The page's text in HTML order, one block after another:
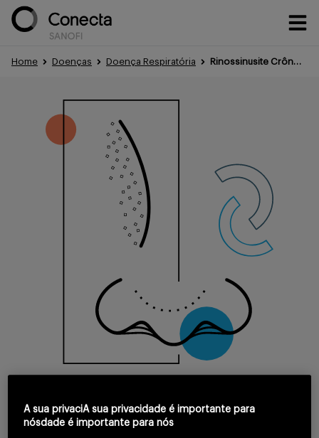
Eventos
Sobre
Home Doenças Doença Respiratória Rinossinusite Crônica com Pólipos Nasais (RSCcPN)
Pólipos Nasais (RSCcPN)
A sua privaciA sua privacidade é importante para
nósdade é importante para nós